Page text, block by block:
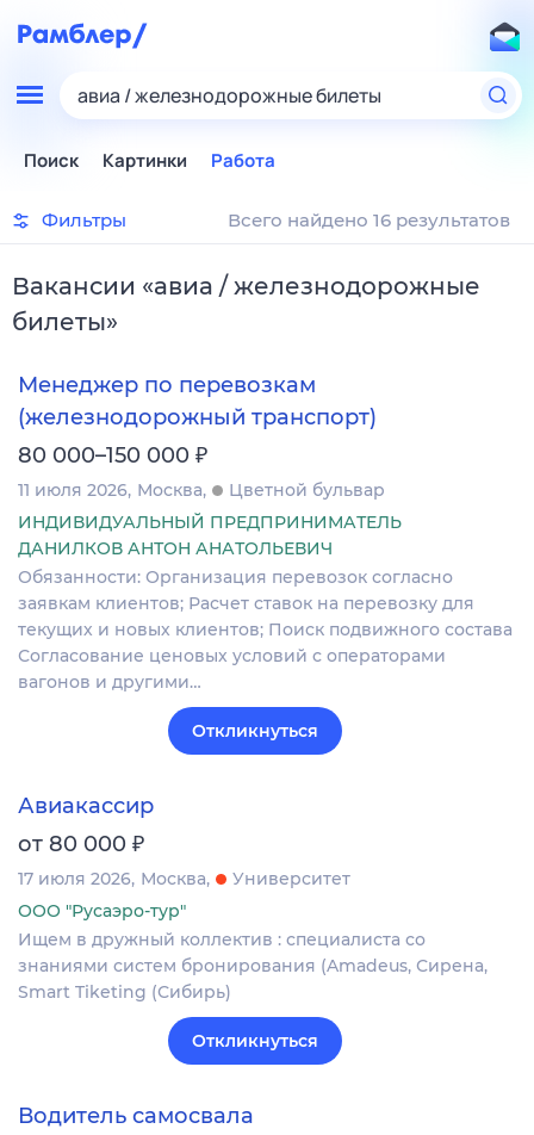
авиа / железнодорожные билеты
Поиск Картинки Работа
Фильтры Всего найдено 16 результатов
Вакансии «авиа / железнодорожные
билеты»
Менеджер по перевозкам
(железнодорожный транспорт)
80 000–150 000 ₽
11 июля 2026 Москва
Цветной бульвар
ИНДИВИДУАЛЬНЫЙ ПРЕДПРИНИМАТЕЛЬ
ДАНИЛКОВ АНТОН АНАТОЛЬЕВИЧ
Обязанности: Организация перевозок согласно
заявкам клиентов; Расчет ставок на перевозку для
текущих и новых клиентов; Поиск подвижного состава
Согласование ценовых условий с операторами
вагонов и другими…
Откликнуться
Авиакассир
от 80 000 ₽
17 июля 2026 Москва
Университет
ООО "Русаэро-тур"
Ищем в дружный коллектив : специалиста со
знаниями систем бронирования (Amadeus, Сирена,
Smart Tiketing (Сибирь)
Откликнуться
Водитель самосвала